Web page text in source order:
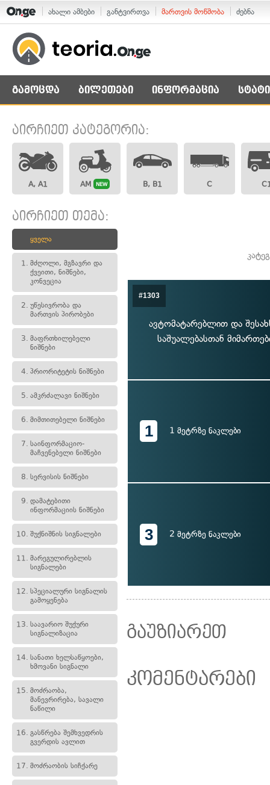
ახალი ამბები განტვირთვა მართვის მოწმობა ძებნა
გამოცდა ბილეთები ინფორმაცია
აირჩიეთ კატეგორია:
A, A1 AM NEW B, B1 C
აირჩიეთ თემა:
ყველა
1. მძღოლი, მგზავრი და
ქვეითი, ნიშნები,
კონვეცია
2. უწესივრობა და
მართვის პირობები
3. მაფრთხილებელი
ნიშნები
4. პრიორიტეტის ნიშნები
5. ამკრძალავი ნიშნები
6. მიმთითებელი ნიშნები
7. საინფორმაციო-
მაჩვენებელი ნიშნები
8. სერვისის ნიშნები
9. დამატებითი
ინფორმაციის ნიშნები
10. შუქნიშნის სიგნალები
11. მარეგულირებლის
სიგნალები
12. სპეციალური სიგნალის
გამოყენება
13. საავარიო შუქური
სიგნალიზაცია
14. სანათი ხელსაწყოები,
ხმოვანი სიგნალი
15. მოძრაობა,
მანევრირება, სავალი
ნაწილი
16. გასწრება შემხვედრის
გვერდის ავლით
17. მოძრაობის სიჩქარე
#1303
ავტომატარებლით და
საშუალებასთან
1 1 მეტრზე ნაკლები
3 2 მეტრზე ნაკლები
გაუზიარეთ
კომენტარები